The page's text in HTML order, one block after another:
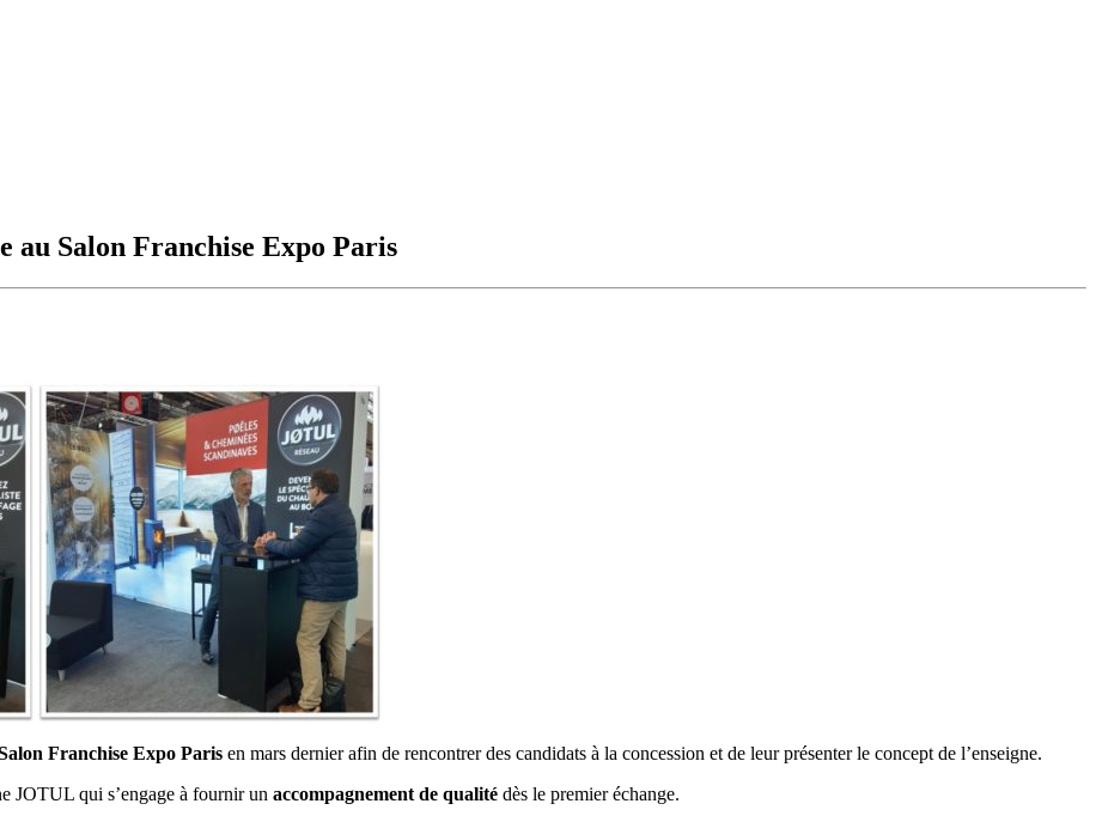
au Salon Franchise Expo Paris
Franchise Expo Paris en mars dernier afin de rencontrer des candidats à la concession et de leur présenter le concept de l’enseigne.
JOTUL qui s’engage à fournir un accompagnement de qualité dès le premier échange.